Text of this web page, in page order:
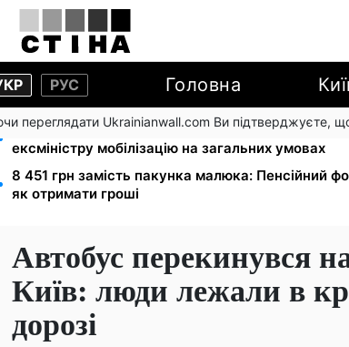
РУС Головна
переглядати Ukrainianwall.com Ви підтверджуєте,
Федоров звільнений і без бронювання:
ексміністру мобілізацію на загальних умовах
8 451 грн замість пакунка малюка: Пенсійний
як отримати гроші
Автобус перекинувся
Київ: люди лежали в
дорозі